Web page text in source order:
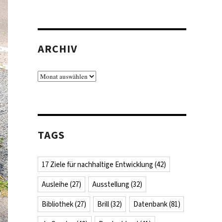
ARCHIV
Archiv
TAGS
17 Ziele für nachhaltige Entwicklung (42)
Ausleihe (27) Ausstellung (32)
Bibliothek(27) Brill(32) Datenbank(81)